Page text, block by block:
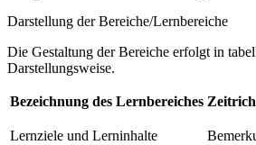
Darstellung der Bereiche/Lernbereiche
Die Gestaltung der Bereiche erfolgt in
Darstellungsweise.
Bezeichnung des Lernbereiches
Lernziele und Lerninhalte